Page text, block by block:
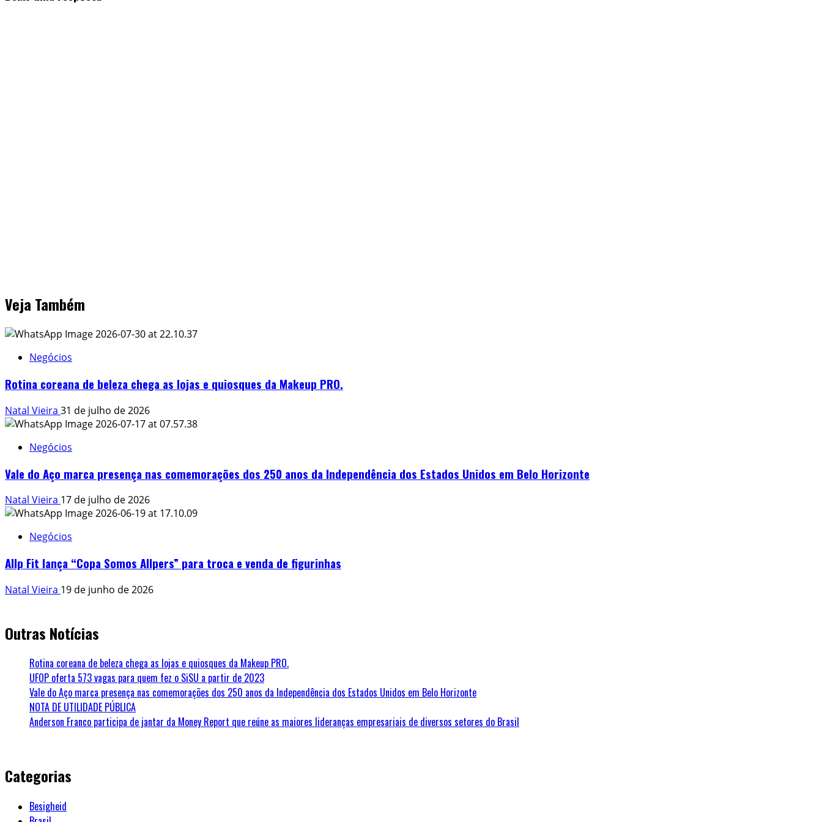
Veja Também
Negócios
Rotina coreana de beleza chega as lojas e quiosques da Makeup PRO.
Natal Vieira 31 de julho de 2026
Negócios
Vale do Aço marca presença nas comemorações dos 250 anos da Independência dos Estados Unidos em Belo Horizonte
Natal Vieira 17 de julho de 2026
Negócios
Allp Fit lança “Copa Somos Allpers” para troca e venda de figurinhas
Natal Vieira 19 de junho de 2026
Outras Notícias
Rotina coreana de beleza chega as lojas e quiosques da Makeup PRO.
UFOP oferta 573 vagas para quem fez o SiSU a partir de 2023
Vale do Aço marca presença nas comemorações dos 250 anos da Independência dos Estados Unidos em Belo Horizonte
NOTA DE UTILIDADE PÚBLICA
Anderson Franco participa de jantar da Money Report que reúne as maiores lideranças empresariais de diversos setores do Brasil
Categorias
Besigheid